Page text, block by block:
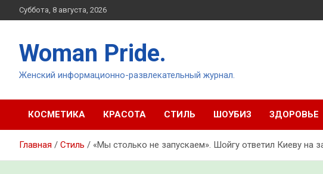
Перейти
к
Суббота, 8 августа, 2026
Woman Pride.
Женский информационно-развлекательный журнал.
КОСМЕТИКА КРАСОТА СТИЛЬ ШОУБИЗ ЗДОРОВЬЕ
Главная Стиль «Мы столько не запускаем». Шойгу ответил Киеву на